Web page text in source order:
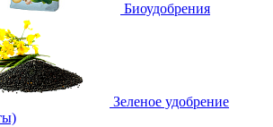
Биоудобрения
Зеленое удобрение